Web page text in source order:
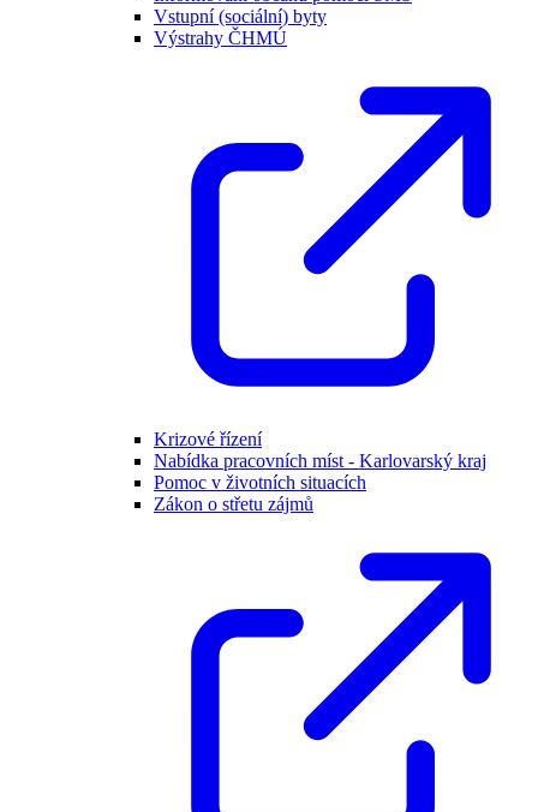
Vstupní (sociální) byty
Výstrahy ČHMÚ
Krizové řízení
Nabídka pracovních míst - Karlovarský kraj
Pomoc v životních situacích
Zákon o střetu zájmů